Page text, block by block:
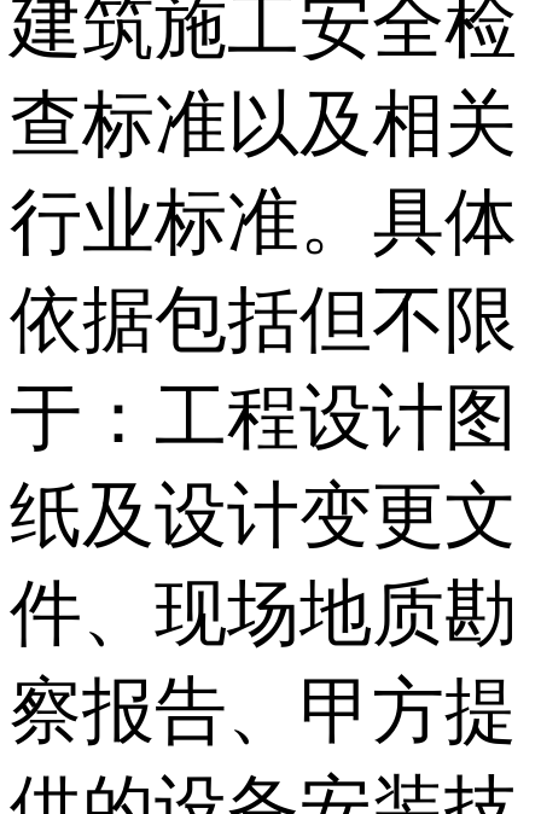
建筑施工安全检
查标准以及相关
行业标准。具体
依据包括但不限
于：工程设计图
纸及设计变更文
件、现场地质勘
察报告、甲方提